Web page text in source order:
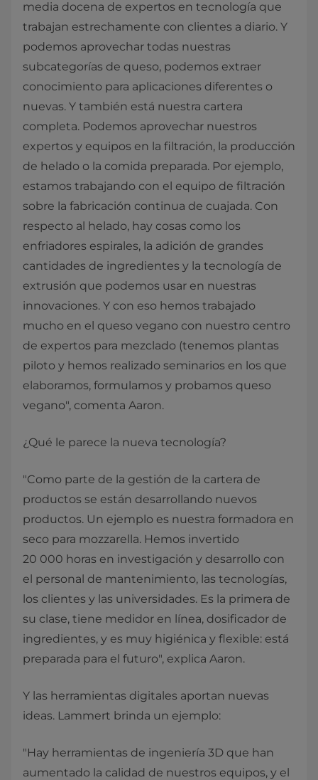
media docena de expertos en tecnología que
trabajan estrechamente con clientes a diario. Y
podemos aprovechar todas nuestras
subcategorías de queso, podemos extraer
conocimiento para aplicaciones diferentes o
nuevas. Y también está nuestra cartera
completa. Podemos aprovechar nuestros
expertos y equipos en la filtración, la producción
de helado o la comida preparada. Por ejemplo,
estamos trabajando con el equipo de filtración
sobre la fabricación continua de cuajada. Con
respecto al helado, hay cosas como los
enfriadores espirales, la adición de grandes
cantidades de ingredientes y la tecnología de
extrusión que podemos usar en nuestras
innovaciones. Y con eso hemos trabajado
mucho en el queso vegano con nuestro centro
de expertos para mezclado (tenemos plantas
piloto y hemos realizado seminarios en los que
elaboramos, formulamos y probamos queso
vegano", comenta Aaron.
¿Qué le parece la nueva tecnología?
"Como parte de la gestión de la cartera de
productos se están desarrollando nuevos
productos. Un ejemplo es nuestra formadora en
seco para mozzarella. Hemos invertido
20 000 horas en investigación y desarrollo con
el personal de mantenimiento, las tecnologías,
los clientes y las universidades. Es la primera de
su clase, tiene medidor en línea, dosificador de
ingredientes, y es muy higiénica y flexible: está
preparada para el futuro", explica Aaron.
Y las herramientas digitales aportan nuevas
ideas. Lammert brinda un ejemplo:
"Hay herramientas de ingeniería 3D que han
aumentado la calidad de nuestros equipos, y el